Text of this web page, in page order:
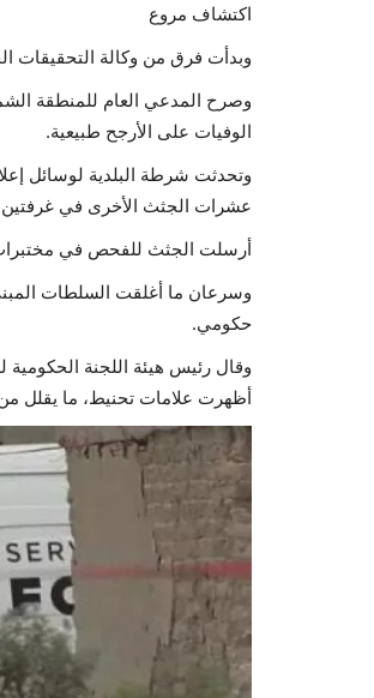
اكتشاف مروع
وبدأت فرق من وكالة التحقيقات
وصرح المدعي العام للمنطقة
الوفيات على الأرجح طبيعية.
وتحدثت شرطة البلدية لوسائل
عشرات الجثث الأخرى في غرفتين
أرسلت الجثث للفحص في
وسرعان ما أغلقت السلطات
حكومي.
وقال رئيس هيئة اللجنة
أظهرت علامات تحنيط، ما